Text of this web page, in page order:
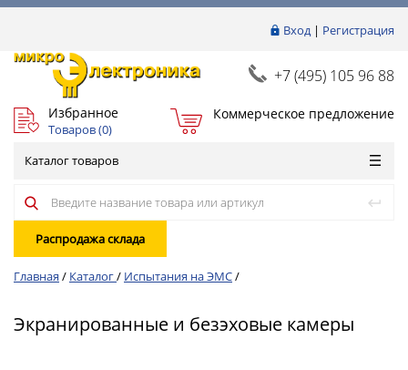
Вход| Регистрация
+7 (495) 105 96 88
Избранное
Товаров (0)
Коммерческое предложение
Каталог товаров
Распродажа склада
Главная / Каталог/ Испытания на ЭМС/
Экранированные и безэховые камеры